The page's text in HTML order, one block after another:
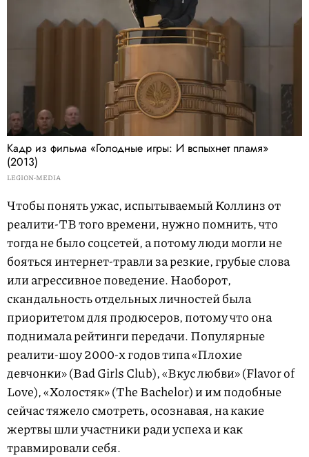
Кадр из фильма «Голодные игры: И вспыхнет пламя»
(2013)
LEGION-MEDIA
Чтобы понять ужас, испытываемый Коллинз от
реалити-ТВ того времени, нужно помнить, что
тогда не было соцсетей, а потому люди могли не
бояться интернет-травли за резкие, грубые слова
или агрессивное поведение. Наоборот,
скандальность отдельных личностей была
приоритетом для продюсеров, потому что она
поднимала рейтинги передачи. Популярные
реалити-шоу 2000-х годов типа «Плохие
девчонки» (Bad Girls Club), «Вкус любви» (Flavor of
Love), «Холостяк» (The Bachelor) и им подобные
сейчас тяжело смотреть, осознавая, на какие
жертвы шли участники ради успеха и как
травмировали себя.